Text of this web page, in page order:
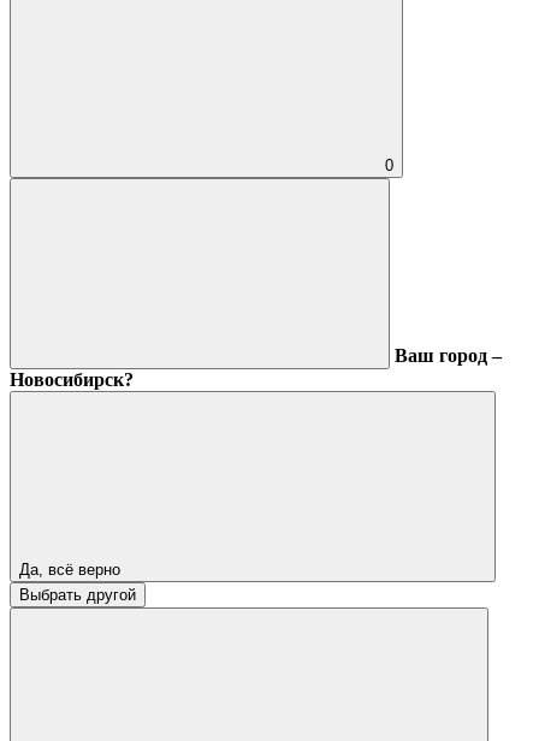
0
Ваш город –
Новосибирск?
Да, всё верно
Выбрать другой